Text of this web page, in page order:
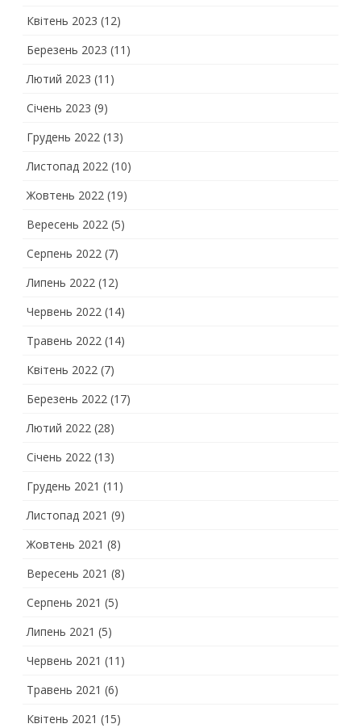
Квітень 2023 (12)
Березень 2023 (11)
Лютий 2023 (11)
Січень 2023 (9)
Грудень 2022 (13)
Листопад 2022 (10)
Жовтень 2022 (19)
Вересень 2022 (5)
Серпень 2022 (7)
Липень 2022 (12)
Червень 2022 (14)
Травень 2022 (14)
Квітень 2022 (7)
Березень 2022 (17)
Лютий 2022 (28)
Січень 2022 (13)
Грудень 2021 (11)
Листопад 2021 (9)
Жовтень 2021 (8)
Вересень 2021 (8)
Серпень 2021 (5)
Липень 2021 (5)
Червень 2021 (11)
Травень 2021 (6)
Квітень 2021 (15)